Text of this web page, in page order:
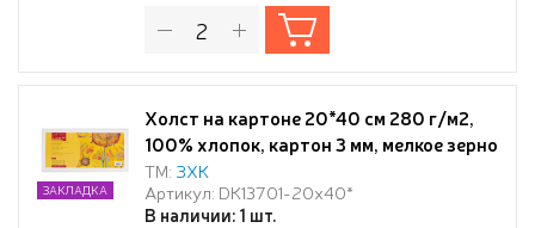
Холст на картоне 20*40 см 280 г/м2,
100% хлопок, картон 3 мм, мелкое зерно
Сонет
ТМ: ЗХК
Артикул: DK13701-20х40*
В наличии: 1 шт.
ЗАКЛАДКА